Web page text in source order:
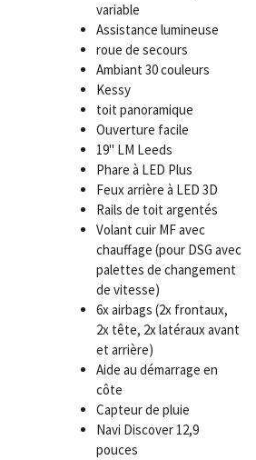
variable
Assistance lumineuse
roue de secours
Ambiant 30 couleurs
Kessy
toit panoramique
Ouverture facile
19" LM Leeds
Phare à LED Plus
Feux arrière à LED 3D
Rails de toit argentés
Volant cuir MF avec
chauffage (pour DSG avec
palettes de changement
de vitesse)
6x airbags (2x frontaux,
2x tête, 2x latéraux avant
et arrière)
Aide au démarrage en
côte
Capteur de pluie
Navi Discover 12,9
pouces